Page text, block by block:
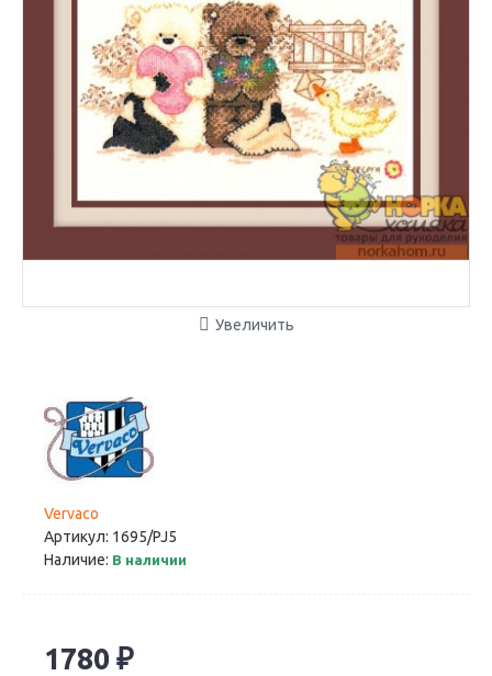
Увеличить
Vervaco
Артикул: 1695/PJ5
Наличие: В наличии
1780 ₽